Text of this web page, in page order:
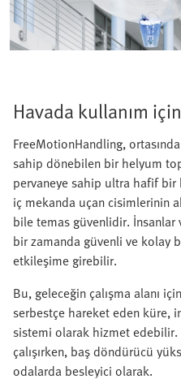
Havada kullanım
FreeMotionHandling,
sahip dönebilen bir helyum
pervaneye sahip ultra hafif
iç mekanda uçan cisimlerinin
bile temas güvenlidir.
bir zamanda güvenli ve kolay
etkileşime girebilir.
Bu, geleceğin çalışma alanı
serbestçe hareket eden küre,
sistemi olarak hizmet
çalışırken, baş döndürücü
odalarda besleyici olarak.